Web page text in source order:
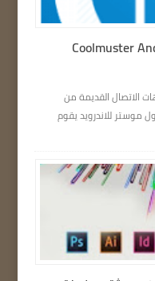
Coolmuster
الاتصال القديمة من
موستر للاندرويد يقوم